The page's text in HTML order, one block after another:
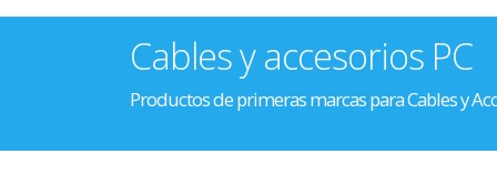
Cables y accesorios PC
Productos de primeras marcas para Cables y